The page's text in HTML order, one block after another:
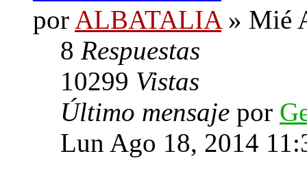
por ALBATALIA» Mié
8 Respuestas
10299 Vistas
Último mensaje por
Lun Ago 18, 2014